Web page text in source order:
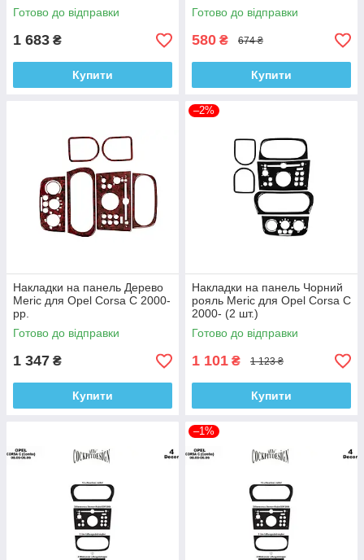
Готово до відправки
1 683 ₴
Купити
Готово до відправки
580 ₴ 674 ₴
Купити
Накладки на панель Дерево
Meric для Opel Corsa C 2000-
рр.
Готово до відправки
1 347 ₴
Купити
–2%
Накладки на панель Чорний
рояль Meric для Opel Corsa C
2000- (2 шт.)
Готово до відправки
1 101 ₴ 1 123 ₴
Купити
–1%